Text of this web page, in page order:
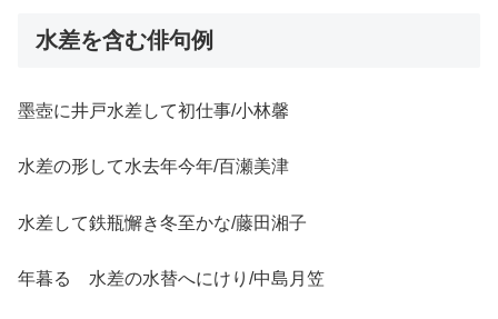
水差を含む俳句例
墨壺に井戸水差して初仕事/小林馨
水差の形して水去年今年/百瀬美津
水差して鉄瓶懈き冬至かな/藤田湘子
年暮るゝ水差の水替へにけり/中島月笠